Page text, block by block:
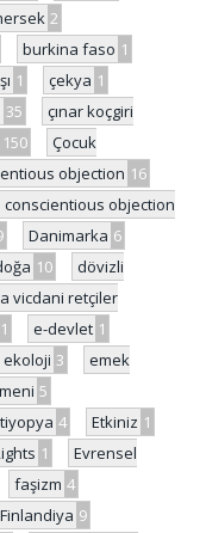
2
burkina faso 1
1 çekya 1
35
çınar koçgiri
150
Çocuk
objection 16
conscientious objection
Danimarka 6
10
dövizli
vicdani retçiler
1 e-devlet 1
ekoloji 3
emek
5
4 Etkiniz 1
1
Evrensel
faşizm 4
Finlandiya 9